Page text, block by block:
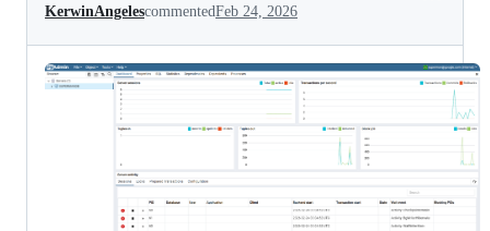
KerwinAngelescommentedFeb 24, 2026